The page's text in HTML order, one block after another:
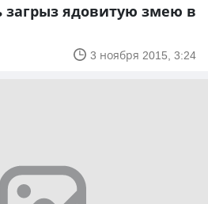
загрыз ядовитую змею в
3 ноября 2015, 3:24